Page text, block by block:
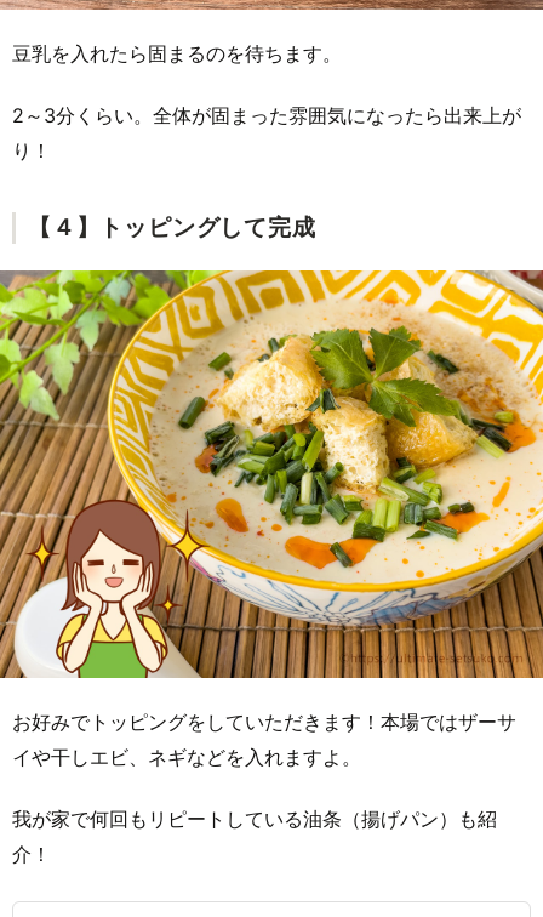
豆乳を入れたら固まるのを待ちます。
2～3分くらい。全体が固まった雰囲気になったら出来上が
り！
【４】トッピングして完成
お好みでトッピングをしていただきます！本場ではザーサ
イや干しエビ、ネギなどを入れますよ。
我が家で何回もリピートしている油条（揚げパン）も紹
介！